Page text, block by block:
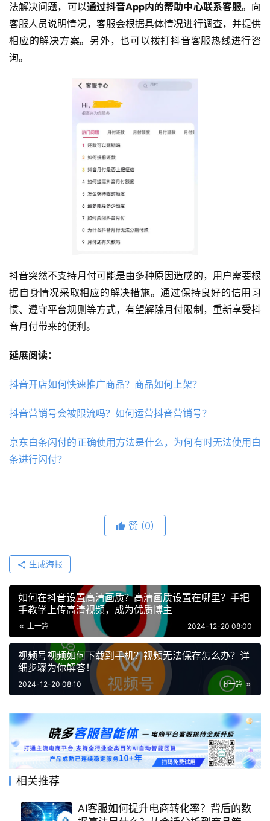
法解决问题，可以通过抖音App内的帮助中心联系客服。向
客服人员说明情况，客服会根据具体情况进行调查，并提供
相应的解决方案。另外，也可以拨打抖音客服热线进行咨
询。
抖音突然不支持月付可能是由多种原因造成的，用户需要根
据自身情况采取相应的解决措施。通过保持良好的信用习
惯、遵守平台规则等方式，有望解除月付限制，重新享受抖
音月付带来的便利。
延展阅读：
抖音开店如何快速推广商品？商品如何上架？
抖音营销号会被限流吗？如何运营抖音营销号？
京东白条闪付的正确使用方法是什么，为何有时无法使用白
条进行闪付？
赞 (0)
生成海报
如何在抖音设置高清画质？高清画质设置在哪里？手把
手教学上传高清视频，成为优质博主
上一篇 2024-12-20 08:00
视频号视频如何下载到手机？视频无法保存怎么办？详
细步骤为你解答！
下一篇
2024-12-20 08:10
相关推荐
AI客服如何提升电商转化率？背后的数